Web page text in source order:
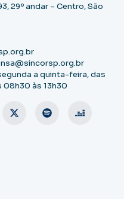
29º andar – Centro, São
a quinta-feira, das
08h30 às 13h30